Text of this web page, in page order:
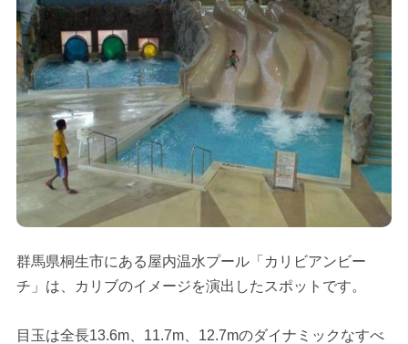
群馬県桐生市にある屋内温水プール「カリビアンビー
チ」は、カリブのイメージを演出したスポットです。
目玉は全長13.6m、11.7m、12.7mのダイナミックなすべ